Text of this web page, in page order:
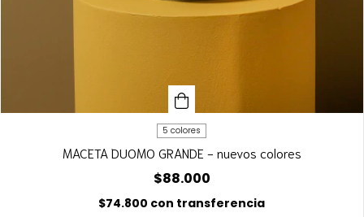
5 colores
MACETA DUOMO GRANDE - nuevos colores
$88.000
$74.800 con transferencia